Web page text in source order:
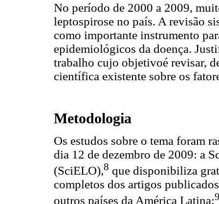
No período de 2000 a 2009,
leptospirose no país. A revisão
como importante instrumento
epidemiológicos da doença.
trabalho cujo objetivoé revisar,
científica existente sobre os
Metodologia
Os estudos sobre o tema foram
dia 12 de dezembro de 2009: a
(SciELO),8 que disponibiliza
completos dos artigos
outros países da América Latina;